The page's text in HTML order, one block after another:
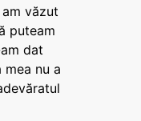
văzut
puteam
dat
mea nu a